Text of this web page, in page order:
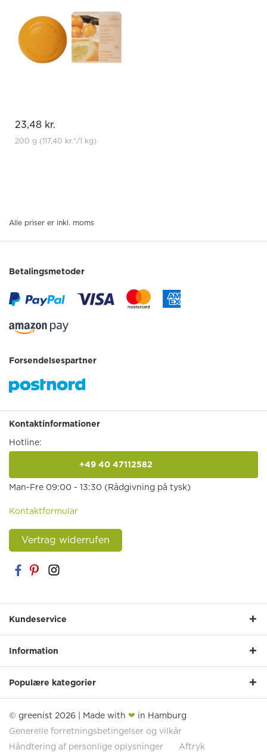
23,48 kr.
200 g (117,40 kr.*/1 kg)
Alle priser er inkl. moms
Betalingsmetoder
Forsendelsespartner
Kontaktinformationer
Hotline:
+49 40 47112582
Man-Fre 09:00 - 13:30 (Rådgivning på tysk)
Kontaktformular
Vertrag widerrufen
Kundeservice
Information
Populære kategorier
© greenist 2026 | Made with ❤ in Hamburg
Generelle forretningsbetingelser og vilkår
Håndtering af personlige oplysninger
Aftryk